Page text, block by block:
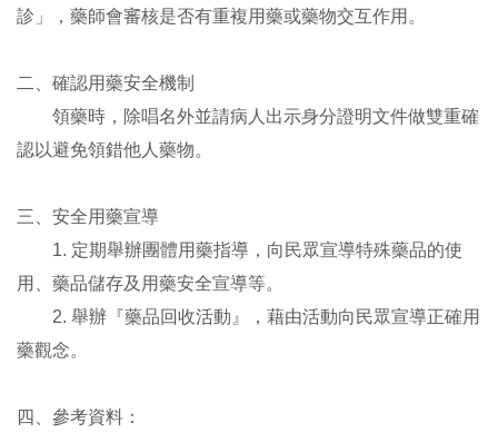
診」，藥師會審核是否有重複用藥或藥物交互作用。
二、確認用藥安全機制
領藥時，除唱名外並請病人出示身分證明文件做雙重確
認以避免領錯他人藥物。
三、安全用藥宣導
1. 定期舉辦團體用藥指導，向民眾宣導特殊藥品的使
用、藥品儲存及用藥安全宣導等。
2. 舉辦『藥品回收活動』，藉由活動向民眾宣導正確用
藥觀念。
四、參考資料：